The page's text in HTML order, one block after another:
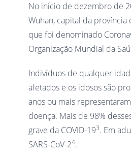
No início de dezembro de
Wuhan, capital da
que foi denominado
Organização Mundial da
Indivíduos de qualquer
afetados e os idosos são
anos ou mais
doença. Mais de 98%
grave da COVID-193. Em
SARS-CoV-24.